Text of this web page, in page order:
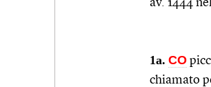
av. 1444
1a. CO
chiamato